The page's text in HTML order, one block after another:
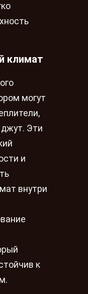
климат
могут
джут. Эти
и
внутри
к